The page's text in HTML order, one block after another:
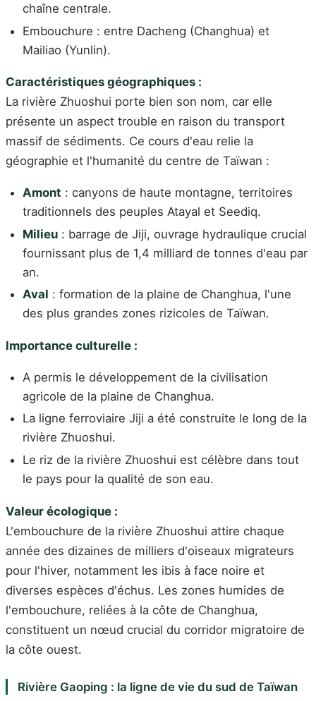
chaîne centrale.
Embouchure : entre Dacheng (Changhua) et
Mailiao (Yunlin).
Caractéristiques géographiques :
La rivière Zhuoshui porte bien son nom, car elle
présente un aspect trouble en raison du transport
massif de sédiments. Ce cours d'eau relie la
géographie et l'humanité du centre de Taïwan :
Amont : canyons de haute montagne, territoires
traditionnels des peuples Atayal et Seediq.
Milieu : barrage de Jiji, ouvrage hydraulique crucial
fournissant plus de 1,4 milliard de tonnes d'eau par
an.
Aval : formation de la plaine de Changhua, l'une
des plus grandes zones rizicoles de Taïwan.
Importance culturelle :
A permis le développement de la civilisation
agricole de la plaine de Changhua.
La ligne ferroviaire Jiji a été construite le long de la
rivière Zhuoshui.
Le riz de la rivière Zhuoshui est célèbre dans tout
le pays pour la qualité de son eau.
Valeur écologique :
L'embouchure de la rivière Zhuoshui attire chaque
année des dizaines de milliers d'oiseaux migrateurs
pour l'hiver, notamment les ibis à face noire et
diverses espèces d'échus. Les zones humides de
l'embouchure, reliées à la côte de Changhua,
constituent un nœud crucial du corridor migratoire de
la côte ouest.
Rivière Gaoping : la ligne de vie du sud de Taïwan